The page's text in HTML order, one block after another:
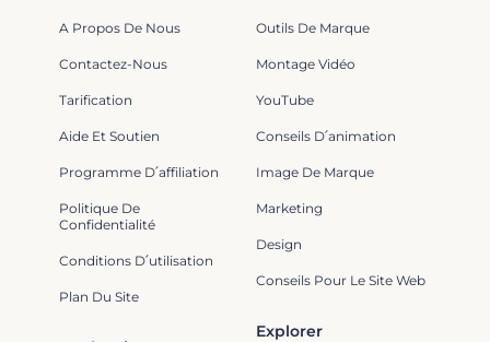
A Propos De Nous
Contactez-Nous
Tarification
Aide Et Soutien
Programme D՛affiliation
Politique De
Confidentialité
Conditions D՛utilisation
Plan Du Site
Outils De Marque
Montage Vidéo
YouTube
Conseils D՛animation
Image De Marque
Marketing
Design
Conseils Pour Le Site Web
Explorer